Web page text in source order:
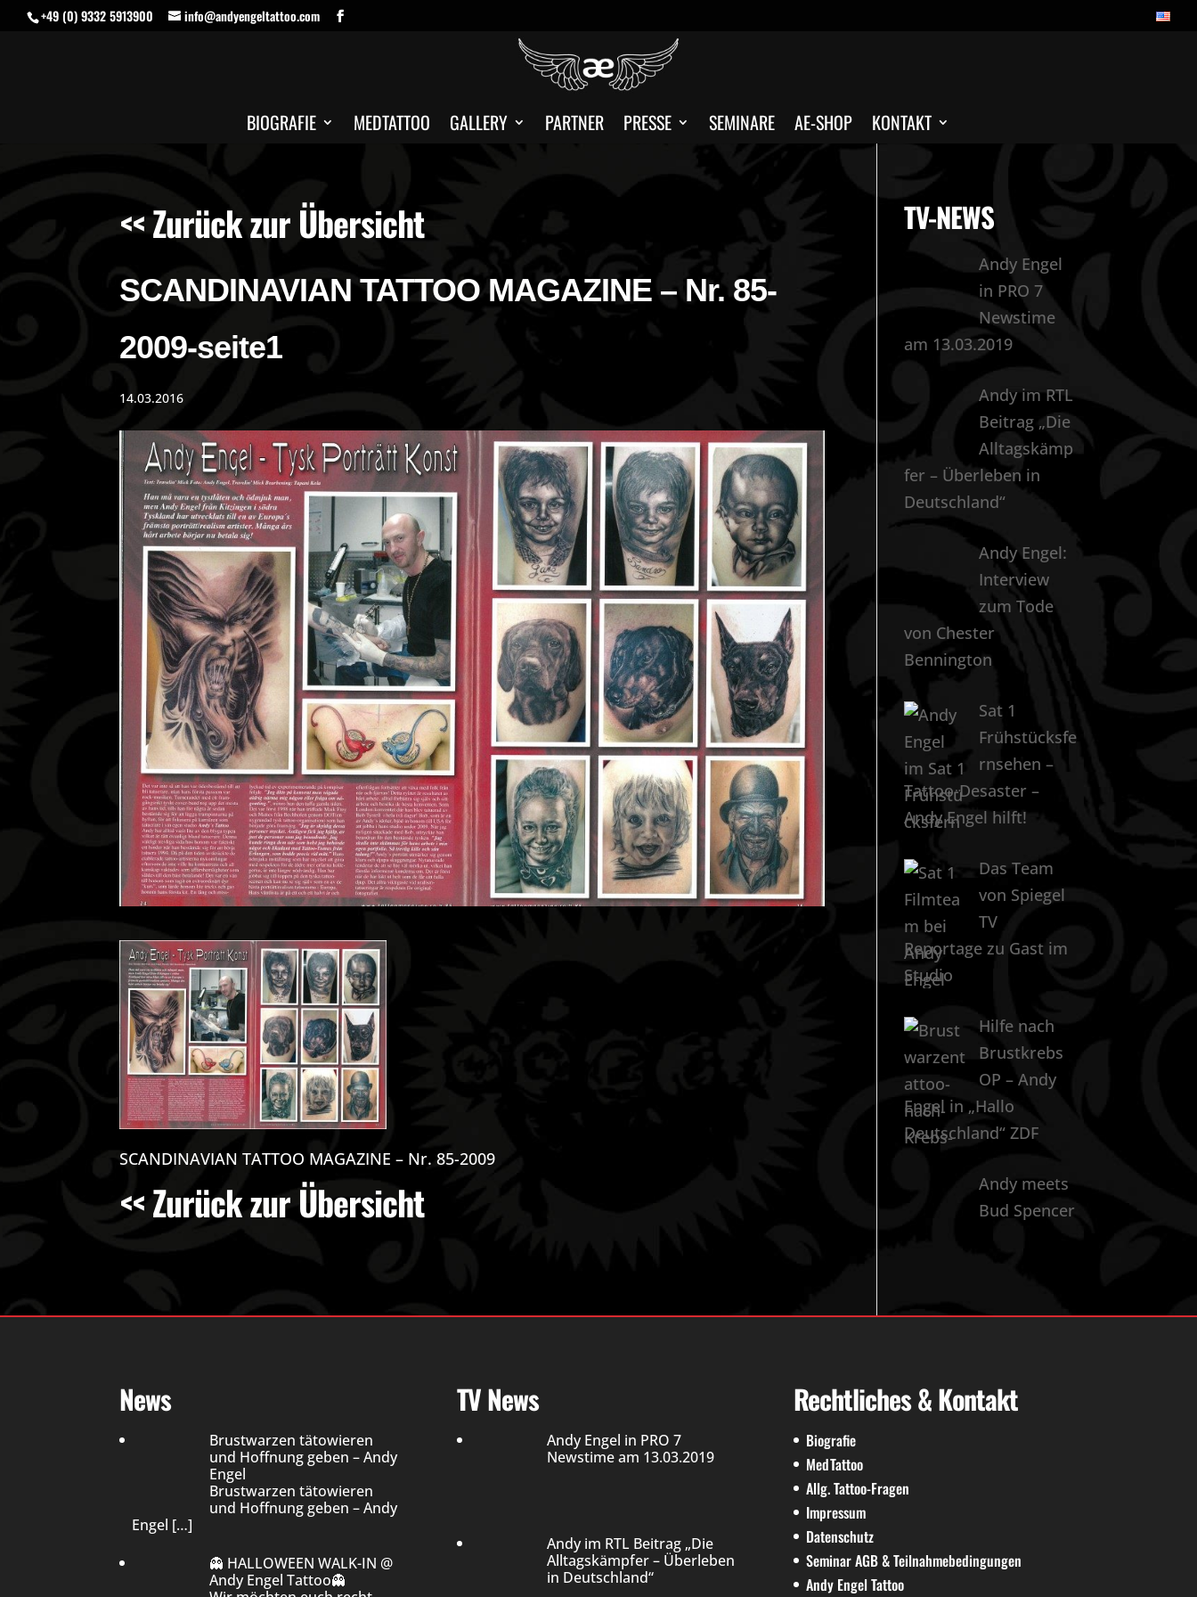
+49 (0) 9332 5913900 info@andyengeltattoo.com
BIOGRAFIE MEDTATTOO GALLERY PARTNER PRESSE SEMINARE AE-SHOP KONTAKT
<< Zurück zur Übersicht
SCANDINAVIAN TATTOO MAGAZINE – Nr. 85-
2009-seite1
14.03.2016
SCANDINAVIAN TATTOO MAGAZINE – Nr. 85-2009
<< Zurück zur Übersicht
TV-NEWS
Andy Engel
in PRO 7
Newstime
am 13.03.2019
Andy im RTL
Beitrag „Die
Alltagskämp
fer – Überleben in
Deutschland“
Andy Engel:
Interview
zum Tode
von Chester
Bennington
Sat 1
Frühstücksfe
rnsehen –
Tattoo-Desaster –
Andy Engel hilft!
Das Team
von Spiegel
TV
Reportage zu Gast im
Studio
Hilfe nach
Brustkrebs
OP – Andy
Engel in „Hallo
Deutschland“ ZDF
Andy meets
Bud Spencer
News
Brustwarzen tätowieren
und Hoffnung geben – Andy
Engel
Brustwarzen tätowieren
und Hoffnung geben – Andy
Engel […]
👻 HALLOWEEN WALK-IN @
Andy Engel Tattoo👻
TV News
Andy Engel in PRO 7
Newstime am 13.03.2019
Andy im RTL Beitrag „Die
Alltagskämpfer – Überleben
in Deutschland“
Rechtliches & Kontakt
Biografie
MedTattoo
Allg. Tattoo-Fragen
Impressum
Datenschutz
Seminar AGB & Teilnahmebedingungen
Andy Engel Tattoo